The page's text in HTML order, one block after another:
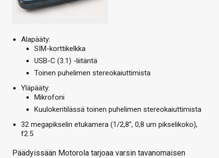
Alapääty:
SIM-korttikelkka
USB-C (3.1) -liitäntä
Toinen puhelimen stereokaiuttimista
Yläpääty:
Mikrofoni
Kuulokeritilässä toinen puhelimen stereokaiuttimista
32 megapikselin etukamera (1/2,8”, 0,8 um pikselikoko),
f2.5
Päädyissään Motorola tarjoaa varsin tavanomaisen